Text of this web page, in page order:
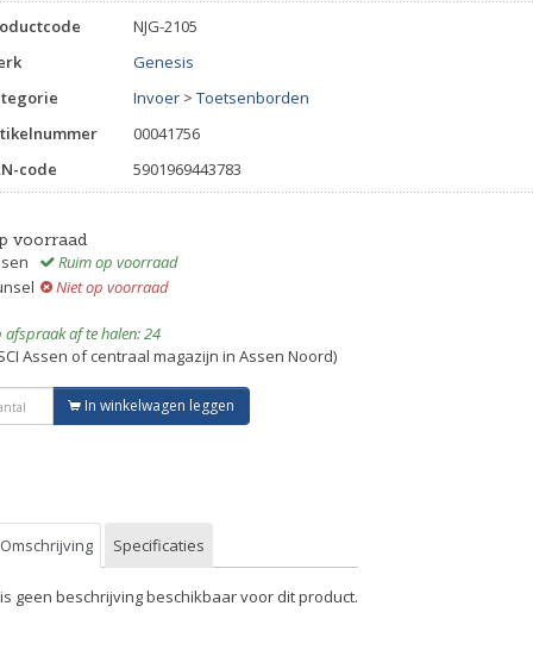
NJG-2105
Genesis
Invoer > Toetsenborden
00041756
code
5901969443783
voorraad
Ruim op voorraad
Niet op voorraad
afspraak af te halen: 24
Assen of centraal magazijn in Assen Noord)
In winkelwagen leggen
Omschrijving Specificaties
geen beschrijving beschikbaar voor dit product.